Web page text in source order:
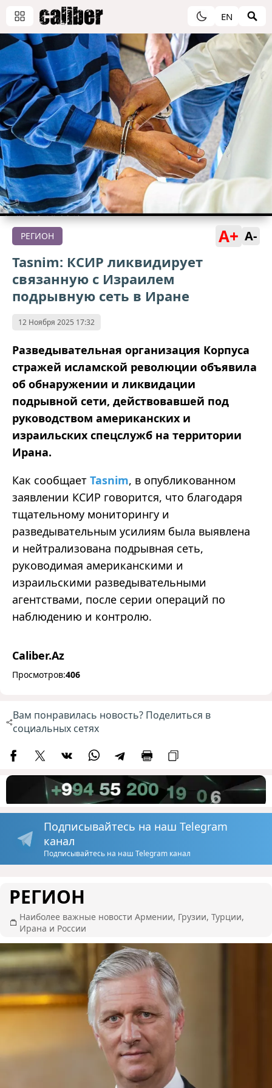
EN
РЕГИОН A+ A-
Tasnim: КСИР ликвидирует
связанную с Израилем
подрывную сеть в Иране
12 Ноября 2025 17:32
Разведывательная организация Корпуса
стражей исламской революции объявила
об обнаружении и ликвидации
подрывной сети, действовавшей под
руководством американских и
израильских спецслужб на территории
Ирана.
Как сообщает Tasnim, в опубликованном
заявлении КСИР говорится, что благодаря
тщательному мониторингу и
разведывательным усилиям была выявлена ​​
и нейтрализована подрывная сеть,
руководимая американскими и
израильскими разведывательными
агентствами, после серии операций по
наблюдению и контролю.
Caliber.Az
Просмотров:406
Вам понравилась новость? Поделиться в
социальных сетях
Подписывайтесь на наш Telegram
канал
Подписывайтесь на наш Telegram канал
РЕГИОН
Наиболее важные новости Армении, Грузии, Турции,
Ирана и России